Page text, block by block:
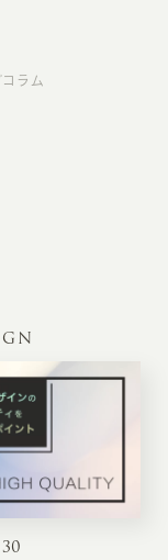
ラム